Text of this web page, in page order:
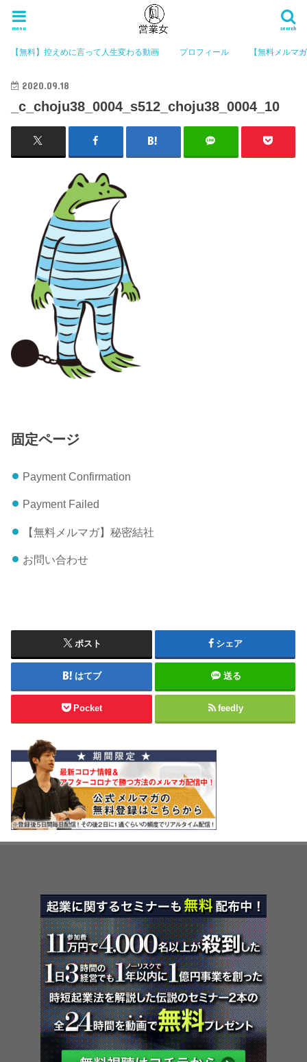
search
menu
【無料】控えめに言って人生変わる動画 プロフィール 【無料メルマ
2020.09.18
_c_choju38_0004_s512_choju38_0004_10
固定ページ
Payment Confirmation
Payment Failed
【無料メルマガ】秘密結社
お問い合わせ
ポスト シェア
はてブ 送る
Pocket feedly